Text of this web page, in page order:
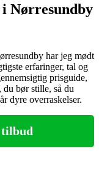
Nørresundby
har jeg mødt
erfaringer, tal og
prisguide,
bør stille, så du
dyre overraskelser.
tilbud